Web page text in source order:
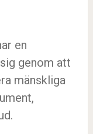
en
genom att
mänskliga